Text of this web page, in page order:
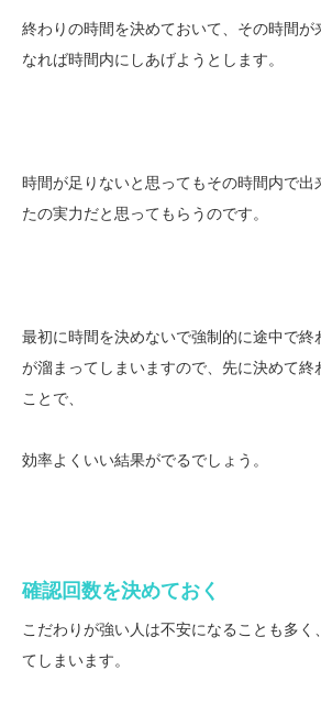
終わりの時間を決めておいて、その時間が
なれば時間内にしあげようとします。
時間が足りないと思ってもその時間内で出
たの実力だと思ってもらうのです。
最初に時間を決めないで強制的に途中で終
が溜まってしまいますので、先に決めて終
ことで、
効率よくいい結果がでるでしょう。
確認回数を決めておく
こだわりが強い人は不安になることも多く
てしまいます。